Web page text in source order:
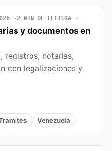
2 MIN DE LECTURA
y documentos en
registros, notarias,
con legalizaciones y
Venezuela